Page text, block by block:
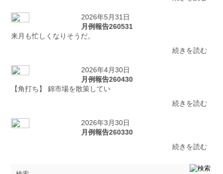
2026年5月31日
月例報告260531
来月も忙しくなりそうだ。
続きを読む
2026年4月30日
月例報告260430
【角打ち】 錦市場を散策してい
続きを読む
2026年3月30日
月例報告260330
続きを読む